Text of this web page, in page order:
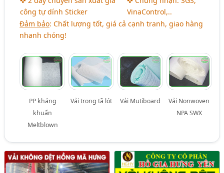
công tự dính Sticker
VinaControl,..
Đảm bảo: Chất lượng tốt, giá cả cạnh tranh, giao hàng
nhanh chóng!
PP kháng
khuẩn
Meltblown
Vải trong tã lót Vải Mutiboard
Vải Nonwoven
NPA SWX